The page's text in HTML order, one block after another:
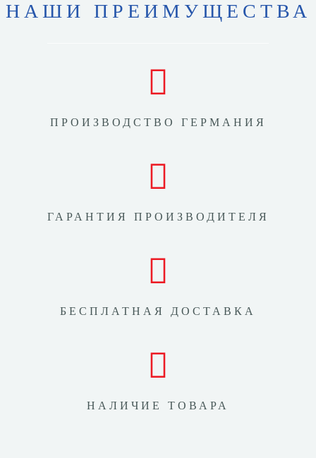
НАШИ ПРЕИМУЩЕСТВА
ПРОИЗВОДСТВО ГЕРМАНИЯ
ГАРАНТИЯ ПРОИЗВОДИТЕЛЯ
БЕСПЛАТНАЯ ДОСТАВКА
НАЛИЧИЕ ТОВАРА